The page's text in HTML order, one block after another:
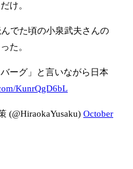
け。
でた頃の小泉武夫さんの
た。
ーグ」と言いながら日本
KunrQgD6bL
(@HiraokaYusaku) October